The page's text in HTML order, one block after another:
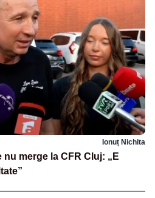
Ionuț Nichita
merge la CFR Cluj: „E